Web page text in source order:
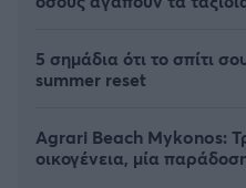
5 σημάδια ότι το σπίτι
summer reset
Agrari Beach Mykonos:
οικογένεια, μία